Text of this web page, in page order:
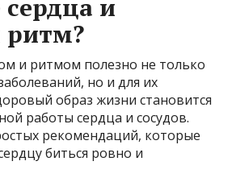
сердца и
и ритмом полезно не только
но и для их
образ жизни становится
работы сердца и сосудов.
рекомендаций, которые
биться ровно и